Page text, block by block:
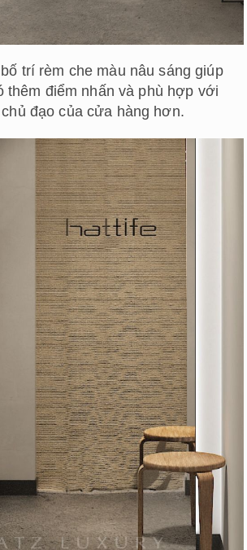
trí rèm che màu nâu sáng giúp
thêm điểm nhấn và phù hợp với
đạo của cửa hàng hơn.